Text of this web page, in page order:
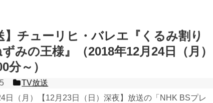
】チューリヒ・バレエ『くるみ割り
みの王様』（2018年12月24日（月）
分～）
TV放送
日（月）【12月23日（日）深夜】放送の「NHK BSプレ